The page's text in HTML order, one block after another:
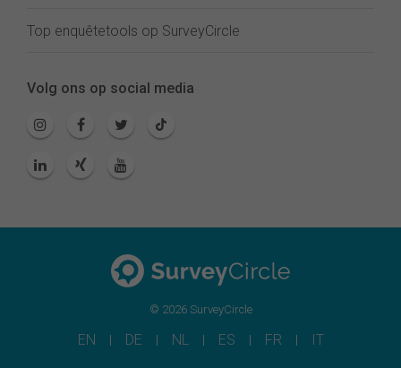
Top enquêtetools op SurveyCircle
Volg ons op social media
© 2026 SurveyCircle
EN DE NL ES FR IT